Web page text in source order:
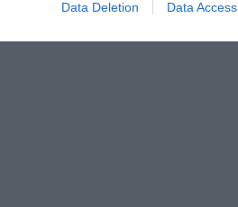
Data Deletion Data Access